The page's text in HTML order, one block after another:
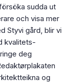
sudda ut
och visa mer
Styvi gård, blir vi
kvalitets-
deg
og